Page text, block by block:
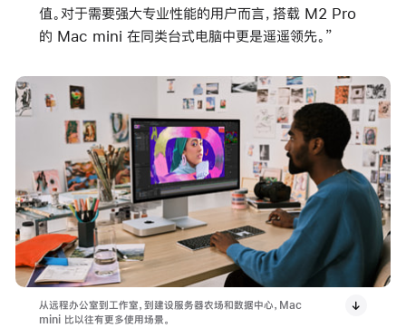
值。对于需要强大专业性能的用户而言，搭载 M2 Pro
的 Mac mini 在同类台式电脑中更是遥遥领先。”
从远程办公室到工作室，到建设服务器农场和数据中心，Mac
mini 比以往有更多使用场景。